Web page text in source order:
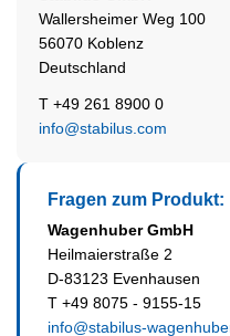
Wallersheimer Weg 100
56070 Koblenz
Deutschland
T +49 261 8900 0
info@stabilus.com
Fragen zum Produkt:
Wagenhuber GmbH
Heilmaierstraße 2
D-83123 Evenhausen
T +49 8075 - 9155-15
info@stabilus-